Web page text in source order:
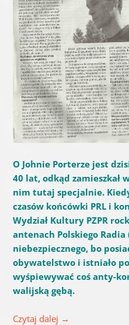
O Johnie Porterze jest
40 lat, odkąd zamieszkał
nim tutaj specjalnie.
czasów końcówki PRL i
Wydział Kultury PZPR
antenach Polskiego Radia
niebezpiecznego, bo
obywatelstwo i istniało
wyśpiewywać coś anty-
walijską gębą.
Czytaj dalej →